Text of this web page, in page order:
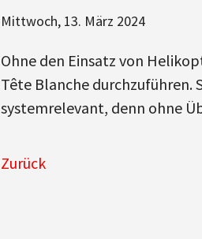
Mittwoch, 13. März 2024
Ohne den Einsatz von
Tête Blanche durchzuführen.
systemrelevant, denn ohne
Zurück